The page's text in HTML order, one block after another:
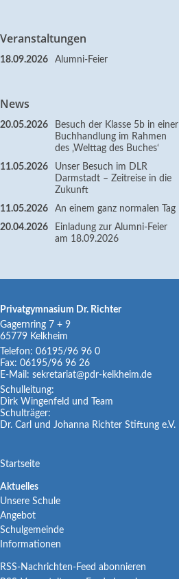
Veranstaltungen
18.09.2026 Alumni-Feier
News
20.05.2026
Besuch der Klasse 5b in einer
Buchhandlung im Rahmen
des ‚Welttag des Buches‘
11.05.2026
Unser Besuch im DLR
Darmstadt – Zeitreise in die
Zukunft
11.05.2026
An einem ganz normalen Tag
20.04.2026
Einladung zur Alumni-Feier
am 18.09.2026
Privatgymnasium Dr. Richter
Gagernring 7 + 9
65779 Kelkheim
Telefon: 06195/96 96 0
Fax: 06195/96 96 26
E-Mail: sekretariat@pdr-kelkheim.de
Schulleitung:
Dirk Wingenfeld und Team
Schulträger:
Dr. Carl und Johanna Richter Stiftung e.V.
Navigation
Startseite
Navigation
überspringen
Aktuelles
Unsere Schule
Angebot
Schulgemeinde
Informationen
RSS-Nachrichten-Feed abonnieren